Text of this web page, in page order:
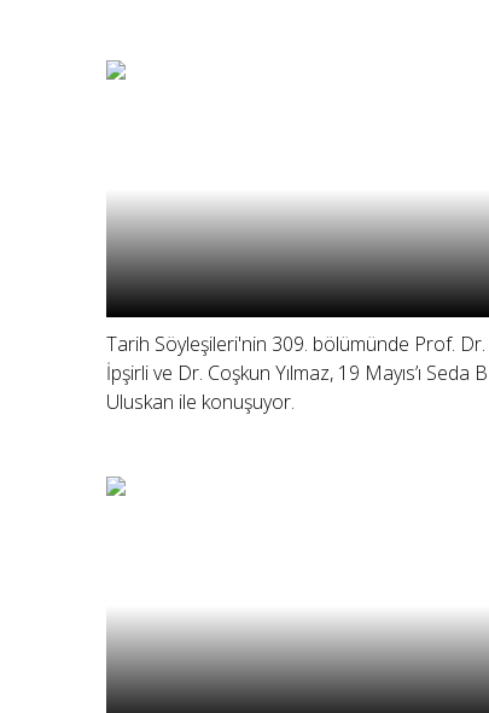
Tarih Söyleşileri'nin 309. bölümünde Prof.
İpşirli ve Dr. Coşkun Yılmaz, 19 Mayıs’ı Seda
Uluskan ile konuşuyor.